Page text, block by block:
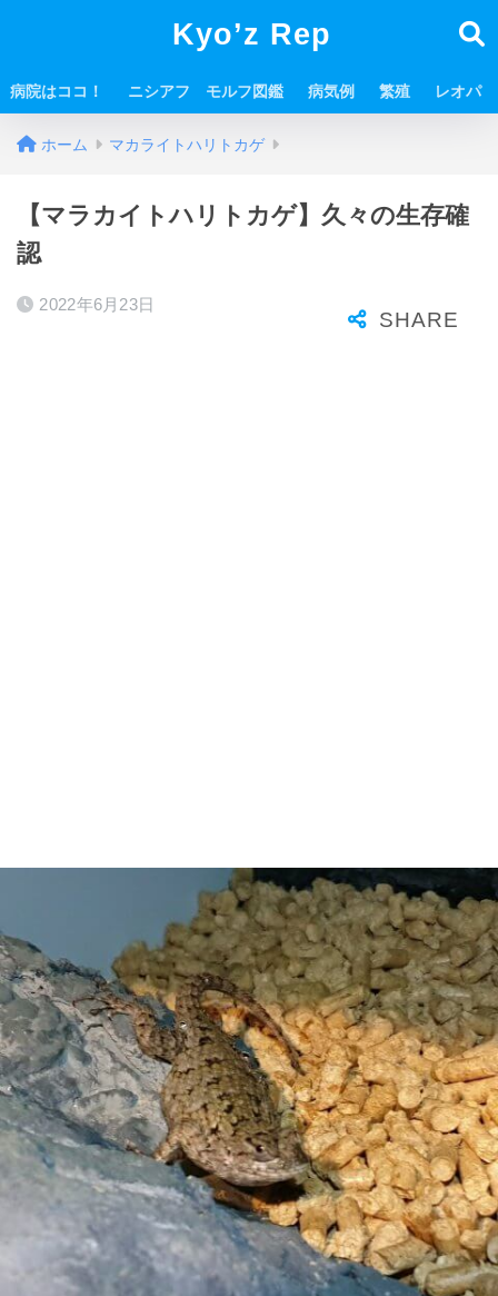
Kyo’z Rep
病院はココ！ ニシアフ モルフ図鑑 病気例 繁殖 レオパ
ホーム マカライトハリトカゲ
【マラカイトハリトカゲ】久々の生存確
認
2022年6月23日